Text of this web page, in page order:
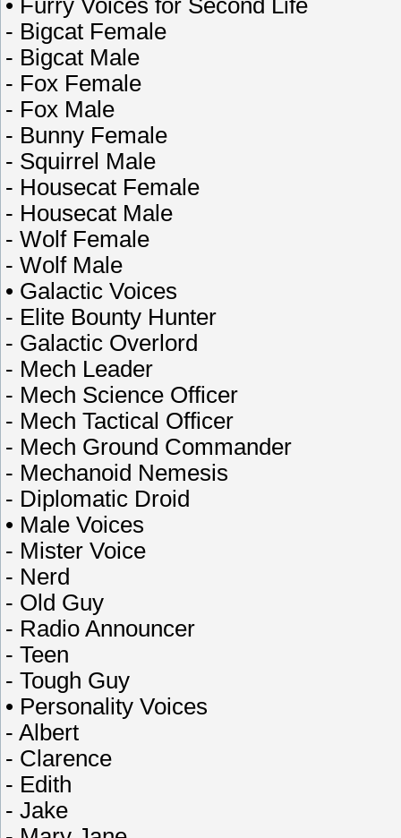
• Furry Voices for Second Life
- Bigcat Female
- Bigcat Male
- Fox Female
- Fox Male
- Bunny Female
- Squirrel Male
- Housecat Female
- Housecat Male
- Wolf Female
- Wolf Male
• Galactic Voices
- Elite Bounty Hunter
- Galactic Overlord
- Mech Leader
- Mech Science Officer
- Mech Tactical Officer
- Mech Ground Commander
- Mechanoid Nemesis
- Diplomatic Droid
• Male Voices
- Mister Voice
- Nerd
- Old Guy
- Radio Announcer
- Teen
- Tough Guy
• Personality Voices
- Albert
- Clarence
- Edith
- Jake